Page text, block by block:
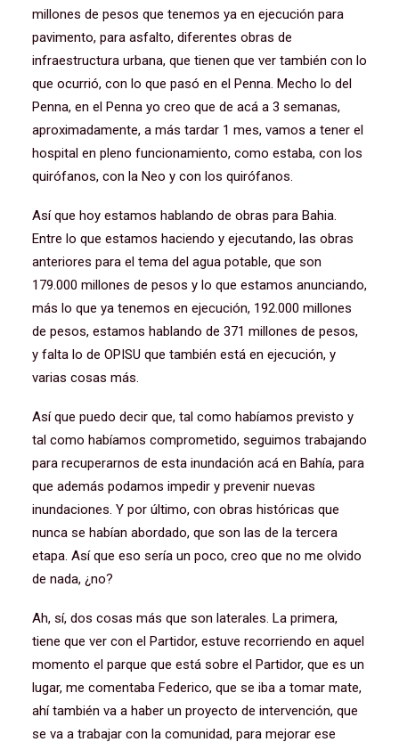
millones de pesos que tenemos ya en ejecución para
pavimento, para asfalto, diferentes obras de
infraestructura urbana, que tienen que ver también con lo
que ocurrió, con lo que pasó en el Penna. Mecho lo del
Penna, en el Penna yo creo que de acá a 3 semanas,
aproximadamente, a más tardar 1 mes, vamos a tener el
hospital en pleno funcionamiento, como estaba, con los
quirófanos, con la Neo y con los quirófanos.
Así que hoy estamos hablando de obras para Bahia.
Entre lo que estamos haciendo y ejecutando, las obras
anteriores para el tema del agua potable, que son
179.000 millones de pesos y lo que estamos anunciando,
más lo que ya tenemos en ejecución, 192.000 millones
de pesos, estamos hablando de 371 millones de pesos,
y falta lo de OPISU que también está en ejecución, y
varias cosas más.
Así que puedo decir que, tal como habíamos previsto y
tal como habíamos comprometido, seguimos trabajando
para recuperarnos de esta inundación acá en Bahía, para
que además podamos impedir y prevenir nuevas
inundaciones. Y por último, con obras históricas que
nunca se habían abordado, que son las de la tercera
etapa. Así que eso sería un poco, creo que no me olvido
de nada, ¿no?
Ah, sí, dos cosas más que son laterales. La primera,
tiene que ver con el Partidor, estuve recorriendo en aquel
momento el parque que está sobre el Partidor, que es un
lugar, me comentaba Federico, que se iba a tomar mate,
ahí también va a haber un proyecto de intervención, que
se va a trabajar con la comunidad, para mejorar ese